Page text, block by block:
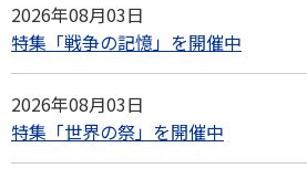
2026年08月03日
特集「戦争の記憶」を開催中
2026年08月03日
特集「世界の祭」を開催中